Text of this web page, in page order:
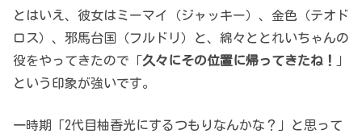
とはいえ、彼女はミーマイ（ジャッキー）、金色（テオド
ロス）、邪馬台国（フルドリ）と、綿々ととれいちゃんの
役をやってきたので「久々にその位置に帰ってきたね！
」
という印象が強いです。
一時期「2代目柚香光にするつもりなんかな？」と思って